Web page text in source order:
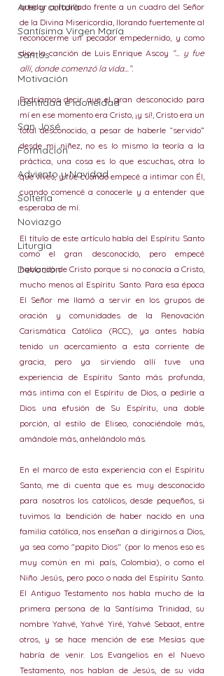
Arte y cultura
Santísima Virgen María
Santos
Motivación
Identidad e idoneidad
San José
Formación
Adviento y Navidad
Soltería
Noviazgo
Liturgia
Devoción
quedar arrodillado frente a un cuadro del Señor
de la Divina Misericordia, llorando fuertemente al
reconocerme un pecador empedernido, y como
dice la canción de Luis Enrique Ascoy “… y fue
allí, donde comenzó la vida…”.
Podríamos decir que el gran desconocido para
mí en ese momento era Cristo, ¡y sí!, Cristo era un
total desconocido, a pesar de haberle “servido”
desde mi niñez, no es lo mismo la teoría a la
práctica, una cosa es lo que escuchas, otra lo
que vives, y fue cuando empecé a intimar con Él,
cuando comencé a conocerle y a entender que
esperaba de mí.
El título de este artículo habla del Espíritu Santo
como el gran desconocido, pero empecé
hablando de Cristo porque si no conocía a Cristo,
mucho menos al Espíritu Santo. Para esa época
El Señor me llamó a servir en los grupos de
oración y comunidades de la Renovación
Carismática Católica (RCC), ya antes había
tenido un acercamiento a esta corriente de
gracia, pero ya sirviendo allí tuve una
experiencia de Espíritu Santo más profunda,
más intima con el Espíritu de Dios, a pedirle a
Dios una efusión de Su Espíritu, una doble
porción, al estilo de Eliseo, conociéndole más,
amándole más, anhelándolo más.
En el marco de esta experiencia con el Espíritu
Santo, me di cuenta que es muy desconocido
para nosotros los católicos, desde pequeños, si
tuvimos la bendición de haber nacido en una
familia católica, nos enseñan a dirigirnos a Dios,
ya sea como "papito Dios" (por lo menos eso es
muy común en mi país, Colombia), o como el
Niño Jesús, pero poco o nada del Espíritu Santo.
El Antiguo Testamento nos habla mucho de la
primera persona de la Santísima Trinidad, su
nombre Yahvé, Yahvé Yiré, Yahvé Sebaot, entre
otros, y se hace mención de ese Mesías que
habría de venir. Los Evangelios en el Nuevo
Testamento, nos hablan de Jesús, de su vida